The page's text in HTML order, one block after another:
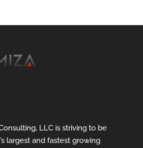
LLC is striving to be
largest and fastest growing